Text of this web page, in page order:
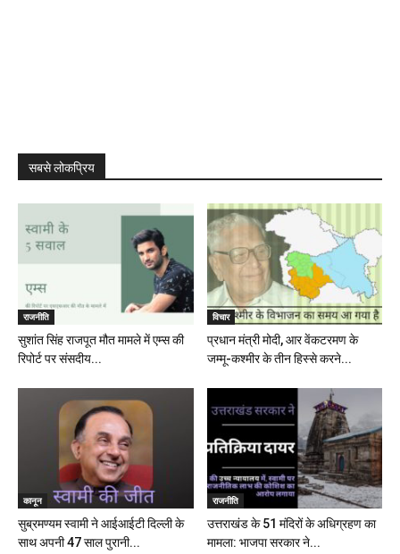
सबसे लोकप्रिय
राजनीति
सुशांत सिंह राजपूत मौत मामले में एम्स की
रिपोर्ट पर संसदीय...
विचार
प्रधान मंत्री मोदी, आर वेंकटरमण के
जम्मू-कश्मीर के तीन हिस्से करने...
कानून
सुब्रमण्यम स्वामी ने आईआईटी दिल्ली के
साथ अपनी 47 साल पुरानी...
राजनीति
उत्तराखंड के 51 मंदिरों के अधिग्रहण का
मामला: भाजपा सरकार ने...